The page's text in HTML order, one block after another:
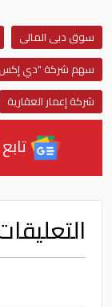
سوق دبى المالى
سهم شركة "دي إكس
شركة إعمار العقارية